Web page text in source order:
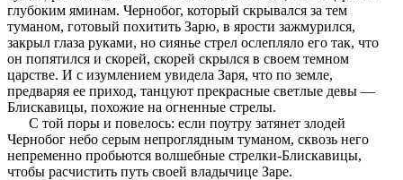
глубоким яминам. Чернобог, который скрывался за тем
туманом, готовый похитить Зарю, в ярости зажмурился,
закрыл глаза руками, но сиянье стрел ослепляло его так, что
он попятился и скорей, скорей скрылся в своем темном
царстве. И с изумлением увидела Заря, что по земле,
предваряя ее приход, танцуют прекрасные светлые девы —
Блискавицы, похожие на огненные стрелы.
С той поры и повелось: если поутру затянет злодей
Чернобог небо серым непроглядным туманом, сквозь него
непременно пробьются волшебные стрелки-Блискавицы,
чтобы расчистить путь своей владычице Заре.